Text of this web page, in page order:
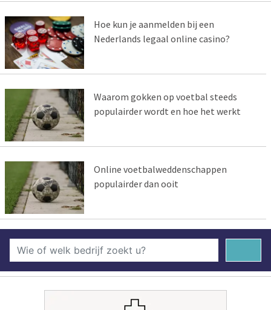
Hoe kun je aanmelden bij een
Nederlands legaal online casino?
Waarom gokken op voetbal steeds
populairder wordt en hoe het werkt
Online voetbalweddenschappen
populairder dan ooit